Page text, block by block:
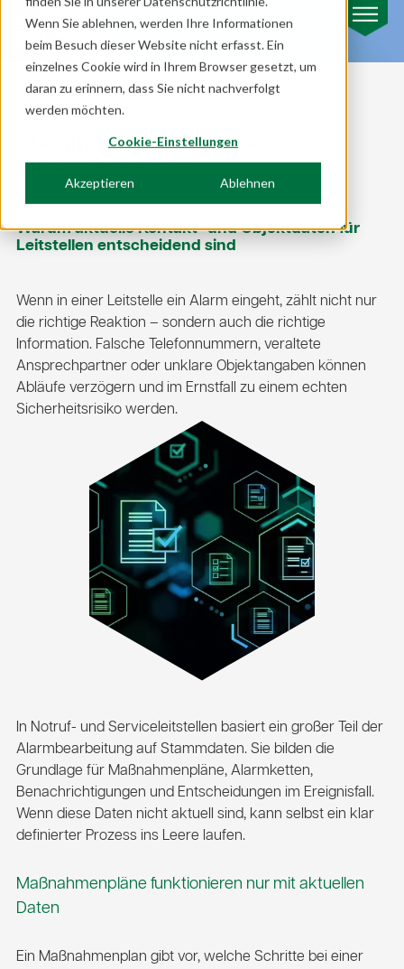
Wenn Sie ablehnen, werden Ihre Informationen
beim Besuch dieser Website nicht erfasst. Ein
einzelnes Cookie wird in Ihrem Browser gesetzt, um
daran zu erinnern, dass Sie nicht nachverfolgt
werden möchten.
Cookie-Einstellungen
Akzeptieren Ablehnen
Stammdatenqualität als
Sicherheitsfaktor
Warum aktuelle Kontakt- und Objektdaten für
Leitstellen entscheidend sind
Wenn in einer Leitstelle ein Alarm eingeht, zählt nicht nur
die richtige Reaktion – sondern auch die richtige
Information. Falsche Telefonnummern, veraltete
Ansprechpartner oder unklare Objektangaben können
Abläufe verzögern und im Ernstfall zu einem echten
Sicherheitsrisiko werden.
In Notruf- und Serviceleitstellen basiert ein großer Teil der
Alarmbearbeitung auf Stammdaten. Sie bilden die
Grundlage für Maßnahmenpläne, Alarmketten,
Benachrichtigungen und Entscheidungen im Ereignisfall.
Wenn diese Daten nicht aktuell sind, kann selbst ein klar
definierter Prozess ins Leere laufen.
Maßnahmenpläne funktionieren nur mit aktuellen
Daten
Ein Maßnahmenplan gibt vor, welche Schritte bei einer